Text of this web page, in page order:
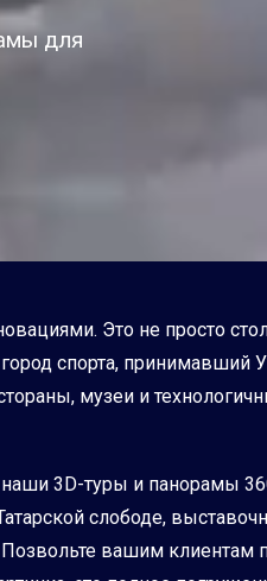
для
Это не просто
спорта, принимавший
музеи и
3D-туры и панорамы
слободе,
вашим клиентам